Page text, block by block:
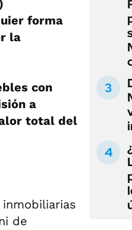
forma
la
con
a
total del
de